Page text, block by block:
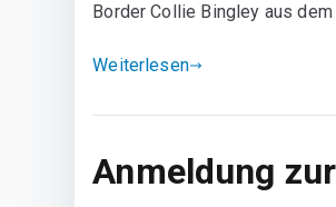
Border Collie Bingley aus
Weiterlesen
Anmeldung